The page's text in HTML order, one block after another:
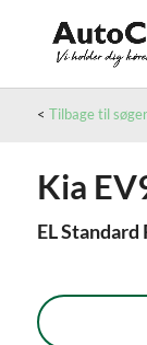
< Tilbage til
Kia
EL